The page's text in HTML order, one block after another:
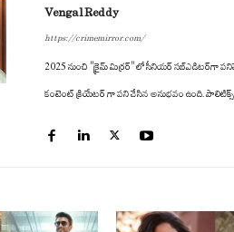
Vengal Reddy
https://crimemirror.com/
2025 నుంచి "క్రైమ్ మిర్రర్" లో సీనియర్ సబ్‌ఎడిటర్‌గా
కంటెంట్ క్రియేటర్ గా పని చేసిన అనుభవం ఉంది.